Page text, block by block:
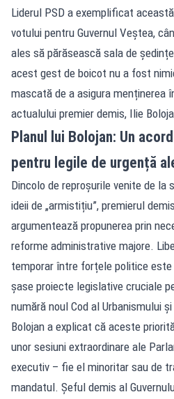
Liderul PSD a exemplificat
votului pentru Guvernul Veștea,
ales să părăsească sala de
acest gest de boicot nu a fost
mascată de a asigura menținerea
actualului premier demis, Ilie
Planul lui Bolojan: Un
pentru legile de urgență
Dincolo de reproșurile venite de
ideii de „armistițiu”, premierul
argumentează propunerea prin
reforme administrative majore.
temporar între forțele politice
șase proiecte legislative cruciale
numără noul Cod al Urbanismului
Bolojan a explicat că aceste
unor sesiuni extraordinare ale
executiv – fie el minoritar sau de
mandatul. Șeful demis al